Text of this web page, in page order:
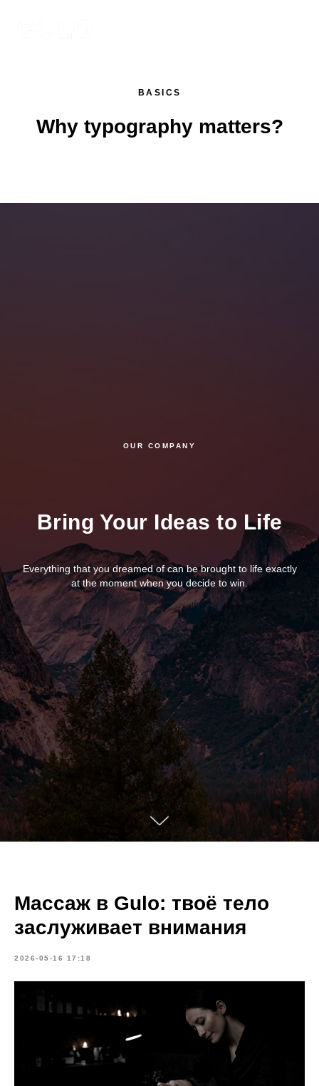
BASICS
Why typography matters?
OUR COMPANY
Bring Your Ideas to Life
Everything that you dreamed of can be brought to life exactly
at the moment when you decide to win.
Массаж в Gulo: твоё тело
заслуживает внимания
2026-05-16 17:18